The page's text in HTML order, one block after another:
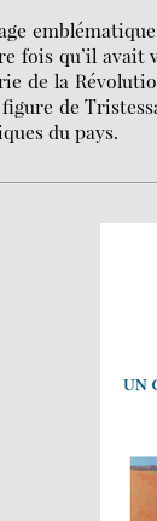
fois qu’il avait
de la
de
du pays.